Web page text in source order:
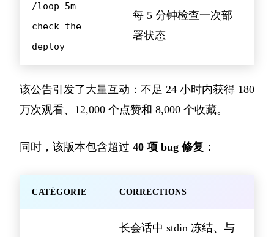
/loop 5m
check the
deploy
每 5 分钟检查一次部
署状态
该公告引发了大量互动：不足 24 小时内获得 180
万次观看、12,000 个点赞和 8,000 个收藏。
同时，该版本包含超过 40 项 bug 修复 ：
CATÉGORIE CORRECTIONS
长会话中 stdin 冻结、与